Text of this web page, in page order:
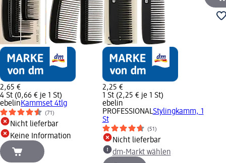
2,65 €
4 St (0,66 € je 1 St)
ebelinKammset 4tlg
(71)
Nicht lieferbar
Keine Information
2,25 €
1 St (2,25 € je 1 St)
ebelin
PROFESSIONALStylingkamm, 1
St
(51)
Nicht lieferbar
dm-Markt wählen